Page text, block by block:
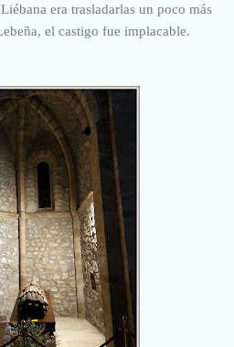
era trasladarlas un poco más
el castigo fue implacable.